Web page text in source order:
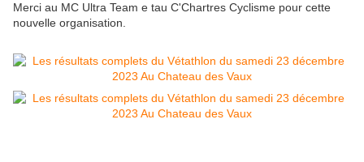
Merci au MC Ultra Team e tau C'Chartres Cyclisme pour cette
nouvelle organisation.